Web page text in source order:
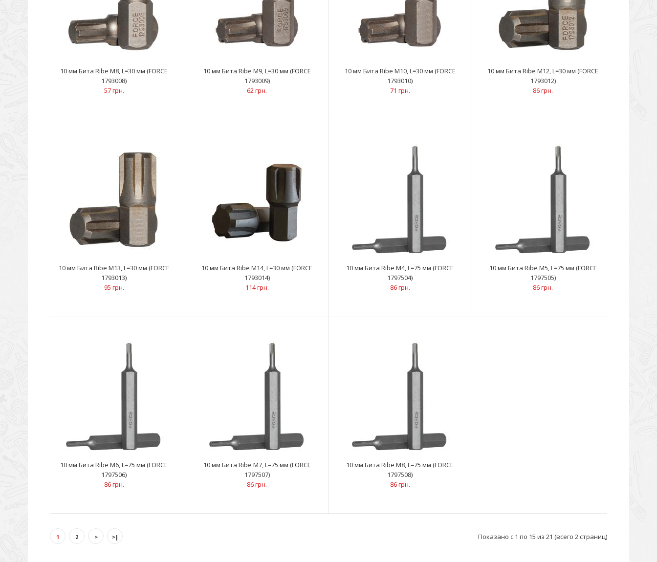
10 мм Бита Ribe M6, L=30 мм (FORCE 1793006)
10 мм Бита Ribe M7, L=30 мм (FORCE 1793007)
57 грн.
10 мм Бита Ribe M9, L=30 мм (FORCE 1793009)
62 грн. ..
10 мм Бита Ribe M8, L=30 мм (FORCE
1793008)
57 грн.
10 мм Бита Ribe M9, L=30 мм (FORCE
1793009)
62 грн.
10 мм Бита Ribe M10, L=30 мм (FORCE
1793010)
71 грн.
10 мм Бита Ribe M12, L=30 мм (FORCE
1793012)
86 грн.
10 мм Бита Ribe M13, L=30 мм (FORCE
1793013)
95 грн.
10 мм Бита Ribe M14, L=30 мм (FORCE
1793014)
114 грн.
10 мм Бита Ribe M4, L=75 мм (FORCE
1797504)
86 грн.
10 мм Бита Ribe M5, L=75 мм (FORCE
1797505)
86 грн.
10 мм Бита Ribe M6, L=75 мм (FORCE
1797506)
86 грн.
10 мм Бита Ribe M7, L=75 мм (FORCE
1797507)
86 грн.
10 мм Бита Ribe M8, L=75 мм (FORCE
1797508)
86 грн.
1 2 > >| Показано с 1 по 15 из 21 (всего 2 страниц)